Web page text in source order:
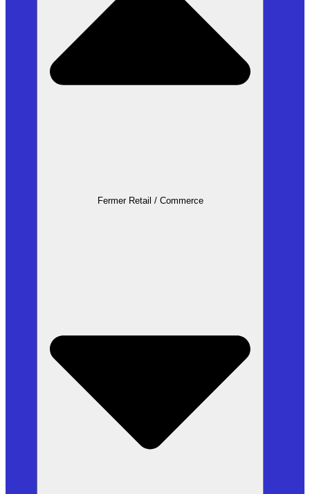
Fermer Retail / Commerce